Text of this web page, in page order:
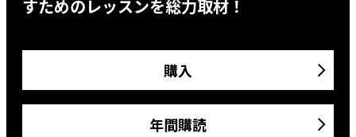
すためのレッスンを総力取材！
購入
年間購読